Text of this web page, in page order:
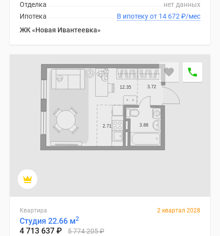
комнатные
комнатные
ипотека
Банки
программы
Медиа
Новости
нет данных
Отделка
В ипотеку от 14 672 ₽/мес
Ипотека
ЖК «Новая Ивантеевка»
Квартира 2 квартал 2028
Студия 22.66 м2
4 713 637 ₽ 5 774 205₽